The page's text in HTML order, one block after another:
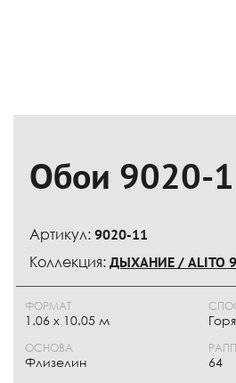
Обои 9020-
Артикул: 9020-11
Коллекция: ДЫХАНИЕ / ALITO
ФОРМАТ
1.06 x 10.05 м
ОСНОВА
Флизелин 64